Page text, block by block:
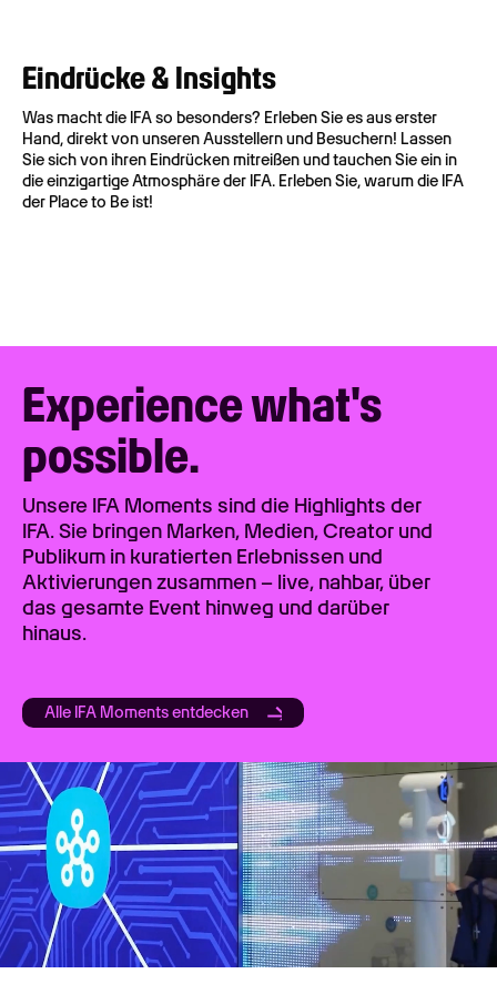
Eindrücke & Insights
Was macht die IFA so besonders? Erleben Sie es aus erster
Hand, direkt von unseren Ausstellern und Besuchern! Lassen
Sie sich von ihren Eindrücken mitreißen und tauchen Sie ein in
die einzigartige Atmosphäre der IFA. Erleben Sie, warum die IFA
der Place to Be ist!
Experience what's
possible.
Unsere IFA Moments sind die Highlights der
IFA. Sie bringen Marken, Medien, Creator und
Publikum in kuratierten Erlebnissen und
Aktivierungen zusammen – live, nahbar, über
das gesamte Event hinweg und darüber
hinaus.
Alle IFA Moments entdecken